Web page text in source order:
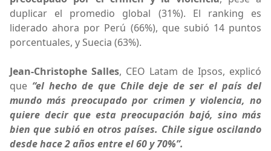
duplicar el promedio global (31%). El ranking es
liderado ahora por Perú (66%), que subió 14 puntos
porcentuales, y Suecia (63%).
Jean-Christophe Salles, CEO Latam de Ipsos, explicó
que “el hecho de que Chile deje de ser el país del
mundo más preocupado por crimen y violencia, no
quiere decir que esta preocupación bajó, sino más
bien que subió en otros países. Chile sigue oscilando
desde hace 2 años entre el 60 y 70%”.